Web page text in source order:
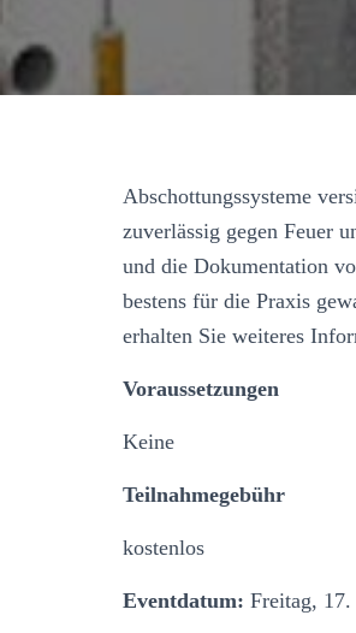
Abschottungssysteme
zuverlässig gegen Feuer
und die Dokumentation
bestens für die Praxis
erhalten Sie weiteres
Voraussetzungen
Keine
Teilnahmegebühr
kostenlos
Eventdatum: Freitag,